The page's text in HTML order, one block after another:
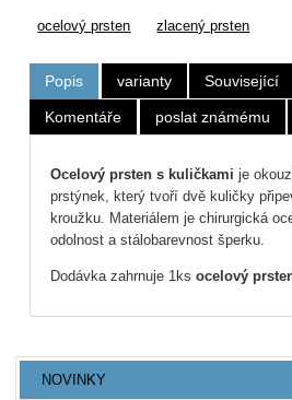
ocelový prsten zlacený prsten
Popis varianty Související
Komentáře poslat známému
Ocelový prsten s kuličkamije
prstýnek, který tvoří dvě kuličky
kroužku. Materiálem je chirurgická
odolnost a stálobarevnost šperku.
Dodávka zahrnuje 1ksocelový
NOVINKY